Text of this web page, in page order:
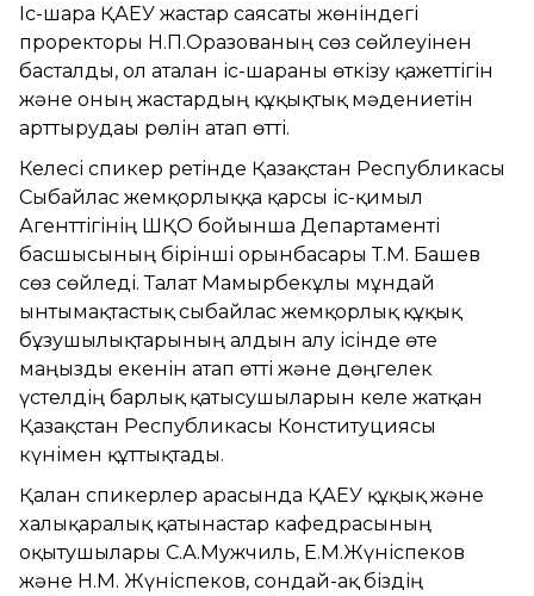
Іс-шара ҚАЕУ жастар саясаты жөніндегі
проректоры Н.П.Оразованың сөз сөйлеуінен
басталды, ол аталған іс-шараны өткізу қажеттігін
және оның жастардың құқықтық мәдениетін
арттырудағы рөлін атап өтті.
Келесі спикер ретінде Қазақстан Республикасы
Сыбайлас жемқорлыққа қарсы іс-қимыл
Агенттігінің ШҚО бойынша Департаменті
басшысының бірінші орынбасары Т.М. Башев
сөз сөйледі. Талғат Мамырбекұлы мұндай
ынтымақтастық сыбайлас жемқорлық құқық
бұзушылықтарының алдын алу ісінде өте
маңызды екенін атап өтті және дөңгелек
үстелдің барлық қатысушыларын келе жатқан
Қазақстан Республикасы Конституциясы
күнімен құттықтады.
Қалған спикерлер арасында ҚАЕУ құқық және
халықаралық қатынастар кафедрасының
оқытушылары С.А.Мужчиль, Е.М.Жүніспеков
және Н.М. Жүніспеков, сондай-ақ біздің